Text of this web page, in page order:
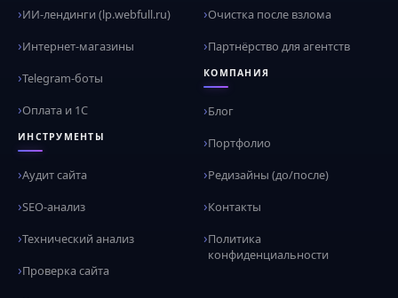
ИИ-лендинги (lp.webfull.ru)
Интернет-магазины
Telegram-боты
Оплата и 1С
ИНСТРУМЕНТЫ
Аудит сайта
SEO-анализ
Технический анализ
Проверка сайта
Очистка после взлома
Партнёрство для агентств
КОМПАНИЯ
Блог
Портфолио
Редизайны (до/после)
Контакты
Политика
конфиденциальности